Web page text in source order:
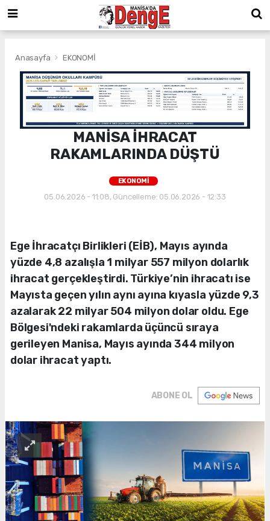
Anasayfa EKONOMİ
MANİSA İHRACAT
RAKAMLARINDA DÜŞTÜ
EKONOMİ
05.06.2026 - 11:08, Güncelleme: 05.06.2026 - 12:33
Ege İhracatçı Birlikleri (EİB), Mayıs ayında
yüzde 4,8 azalışla 1 milyar 557 milyon dolarlık
ihracat gerçekleştirdi. Türkiye’nin ihracatı ise
Mayısta geçen yılın aynı ayına kıyasla yüzde 9,3
azalarak 22 milyar 504 milyon dolar oldu. Ege
Bölgesi'ndeki rakamlarda üçüncü sıraya
gerileyen Manisa, Mayıs ayında 344 milyon
dolar ihracat yaptı.
ABONE OL